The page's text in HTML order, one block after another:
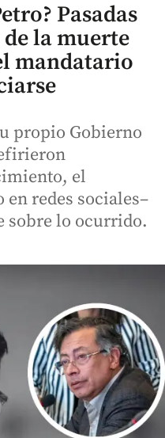
Pasadas
la muerte
mandatario
propio Gobierno
el
redes sociales–
sobre lo ocurrido.